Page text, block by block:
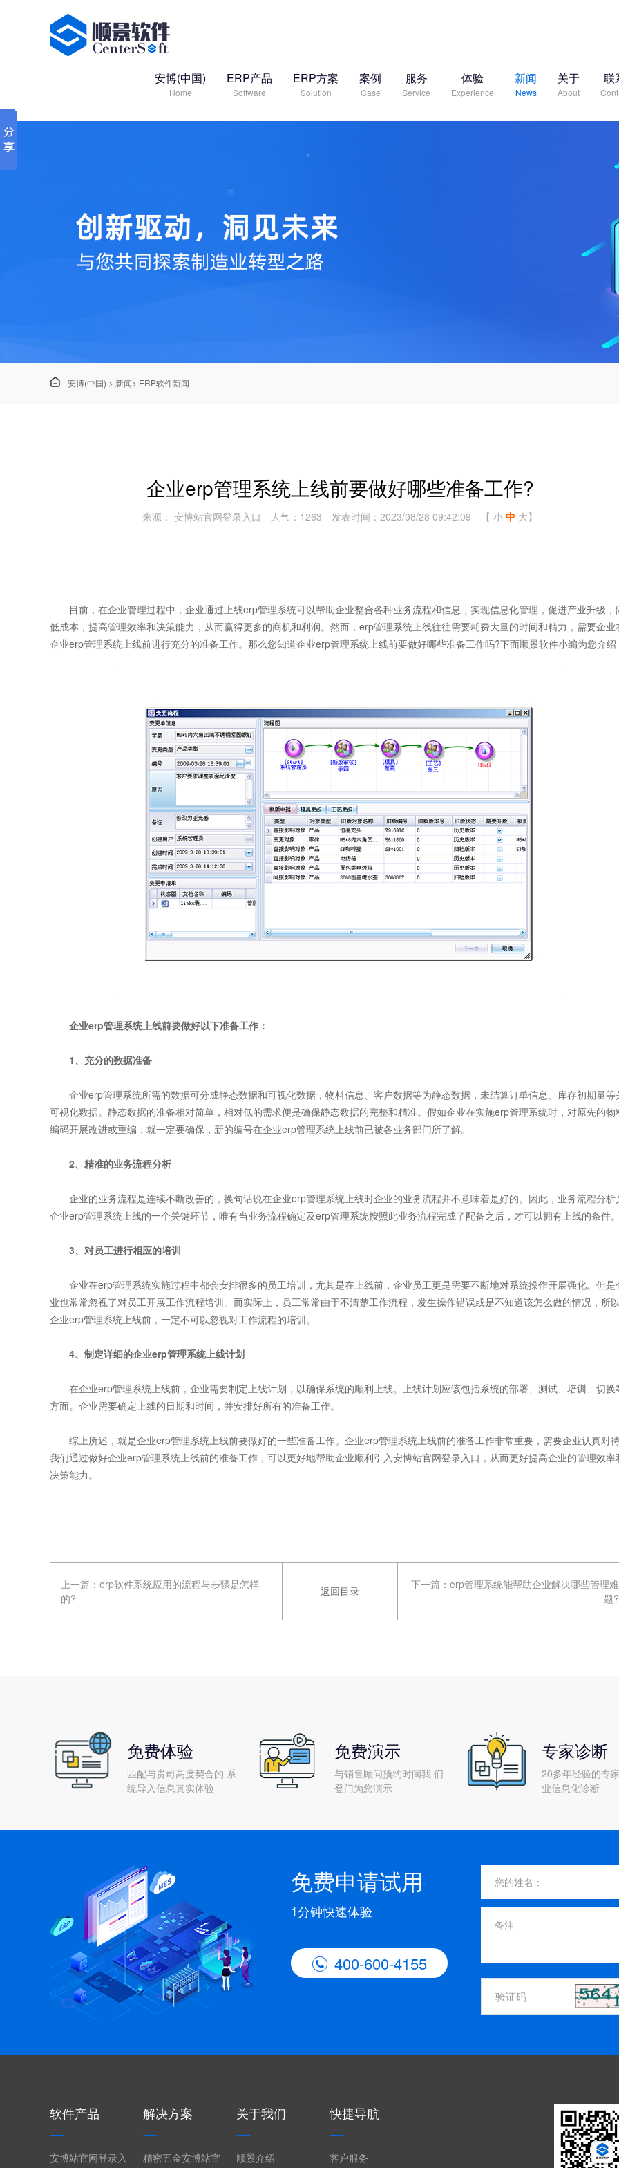
安博(中国)
Home
ERP产品
Software
ERP方案
Solution
案例
Case
服务
Service
体验
Experience
新闻
News
关于
About
联
 安博(中国) > 新闻> ERP软件新闻
企业erp管理系统上线前要做好哪些准备工作?
来源： 安博站官网登录入口 人气：1263 发表时间：2023/08/28 09:42:09 【 小 中 大】
目前，在企业管理过程中，企业通过上线erp管理系统可以帮助企业整合各种业务流程和信息，实现信息化管理，促进产业升级，
低成本，提高管理效率和决策能力，从而赢得更多的商机和利润。然而，erp管理系统上线往往需要耗费大量的时间和精力，需要企业
企业erp管理系统上线前进行充分的准备工作。那么您知道企业erp管理系统上线前要做好哪些准备工作吗?下面顺景软件小编为您介绍
企业erp管理系统上线前要做好以下准备工作：
1、充分的数据准备
企业erp管理系统所需的数据可分成静态数据和可视化数据，物料信息、客户数据等为静态数据，未结算订单信息、库存初期量等
可视化数据。静态数据的准备相对简单，相对低的需求便是确保静态数据的完整和精准。假如企业在实施erp管理系统时，对原先的物
编码开展改进或重编，就一定要确保，新的编号在企业erp管理系统上线前已被各业务部门所了解。
2、精准的业务流程分析
企业的业务流程是连续不断改善的，换句话说在企业erp管理系统上线时企业的业务流程并不意味着是好的。因此，业务流程分析
企业erp管理系统上线的一个关键环节，唯有当业务流程确定及erp管理系统按照此业务流程完成了配备之后，才可以拥有上线的条件。
3、对员工进行相应的培训
企业在erp管理系统实施过程中都会安排很多的员工培训，尤其是在上线前，企业员工更是需要不断地对系统操作开展强化。但是
业也常常忽视了对员工开展工作流程培训。而实际上，员工常常由于不清楚工作流程，发生操作错误或是不知道该怎么做的情况，所以
企业erp管理系统上线前，一定不可以忽视对工作流程的培训。
4、制定详细的企业erp管理系统上线计划
在企业erp管理系统上线前，企业需要制定上线计划，以确保系统的顺利上线。上线计划应该包括系统的部署、测试、培训、切换
方面。企业需要确定上线的日期和时间，并安排好所有的准备工作。
综上所述，就是企业erp管理系统上线前要做好的一些准备工作。企业erp管理系统上线前的准备工作非常重要，需要企业认真对待
我们通过做好企业erp管理系统上线前的准备工作，可以更好地帮助企业顺利引入安博站官网登录入口，从而更好提高企业的管理效率
决策能力。
上一篇： erp软件系统应用的流程与步骤是怎样
的?
返回目录 下一篇： erp管理系统能帮助企业解决哪些管理难
题?
免费体验
匹配与贵司高度契合的 系
统导入信息真实体验
免费演示
与销售顾问预约时间我 们
登门为您演示
专家诊断
20多年经验的专
业信息化诊断
免费申请试用
1分钟快速体验
 400-600-4155
软件产品
安博站官网登录入
解决方案
精密五金安博站官
关于我们
顺景介绍
快捷导航
客户服务